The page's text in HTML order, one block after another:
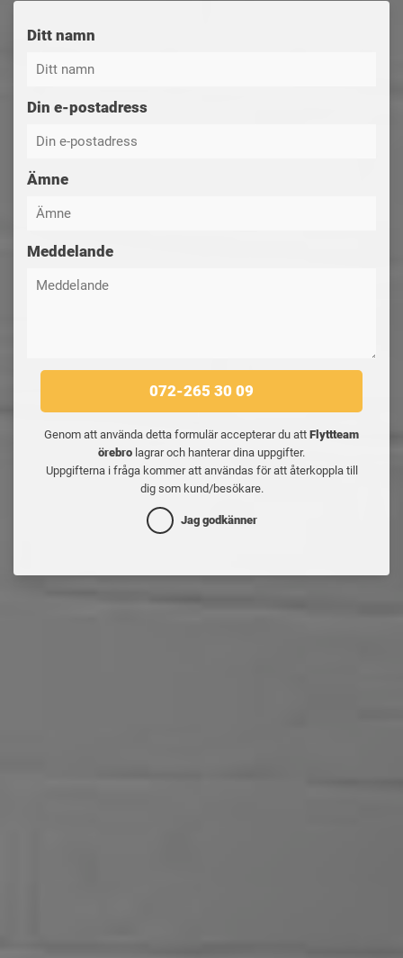
Ditt namn
Din e-postadress
Ämne
Meddelande
072-265 30 09
Genom att använda detta formulär accepterar du att Flyttteam
örebro lagrar och hanterar dina uppgifter.
Uppgifterna i fråga kommer att användas för att återkoppla till
dig som kund/besökare.
Jag godkänner